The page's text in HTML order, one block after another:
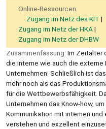
Online-Ressourcen:
Zugang im Netz des KIT
Zugang im Netz der HKA
Zugang im Netz der DHBW
Zusammenfassung: Im Zeitalter
die interne wie auch die externe
Unternehmen. Schließlich ist
mehr noch als das
für die Wettbewerbsfähigkeit.
Unternehmen das Know-how,
Kommunikation mit internen
verstehen und exzellent